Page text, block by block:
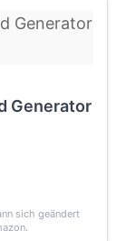
Generator
sich geändert